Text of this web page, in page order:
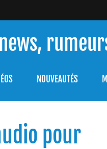
NOUVEAUTÉS
pour